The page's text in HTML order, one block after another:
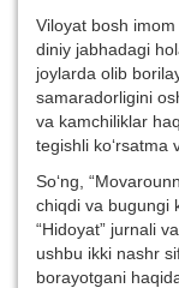
Viloyat bosh
diniy jabhadagi
joylarda olib
samaradorligini
va kamchiliklar
tegishli ko‘rsatma
So‘ng,
chiqdi va bugungi
“Hidoyat” jurnali
ushbu ikki nashr
borayotgani